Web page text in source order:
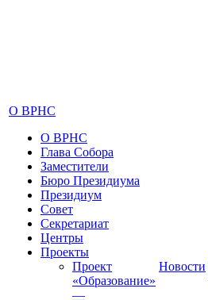
О ВРНС
О ВРНС
Глава Собора
Заместители
Бюро Президиума
Президиум
Совет
Секретариат
Центры
Проекты
Проект
«Образование»
—
Новости